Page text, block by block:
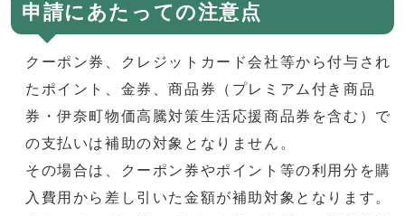
申請にあたっての注意点
クーポン券、クレジットカード会社等から付与され
たポイント、金券、商品券（プレミアム付き商品
券・伊奈町物価高騰対策生活応援商品券を含む）で
の支払いは補助の対象となりません。
その場合は、クーポン券やポイント等の利用分を購
入費用から差し引いた金額が補助対象となります。